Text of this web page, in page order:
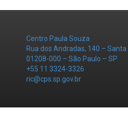
Centro Paula Souza
Rua dos Andradas, 140 – Santa
01208-000 – São Paulo – SP
+55 11 3324-3326
ric@cps.sp.gov.br